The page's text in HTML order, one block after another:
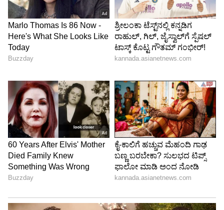
ಮಹಾನಗರ ಪಾಲಿಕೆ ಮೇಯರ್‌ ಎಸ್‌.ಶಿವಕುಮಾರ್‌,
ಉಪಮೇಯರ್‌ ಲಕ್ಷ್ಮಿ ಶಂಕರ ನಾಯಕ್‌, ವಿಜಯ್‌ದೇವ್‌
ಮತ್ತಿತರರಿದ್ದರು.